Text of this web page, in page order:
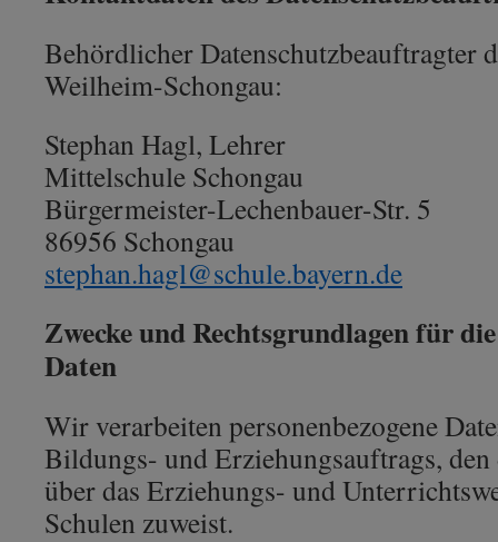
Behördlicher Datenschutzbeauftragter
Weilheim-Schongau:
Stephan Hagl, Lehrer
Mittelschule Schongau
Bürgermeister-Lechenbauer-Str. 5
86956 Schongau
stephan.hagl@schule.bayern.de
Zwecke und Rechtsgrundlagen für
Daten
Wir verarbeiten personenbezogene
Bildungs- und Erziehungsauftrags, den
über das Erziehungs- und
Schulen zuweist.